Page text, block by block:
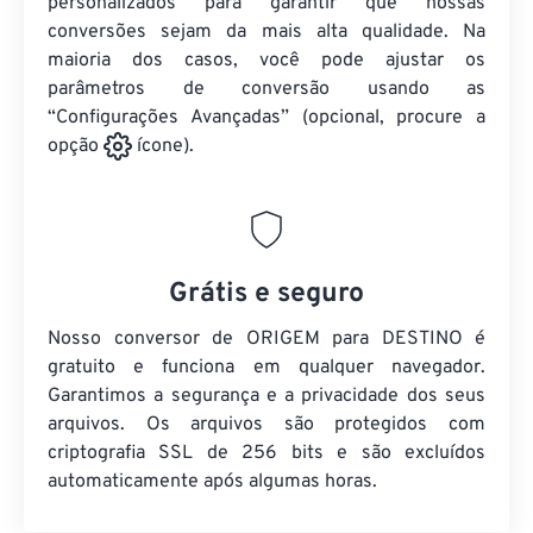
conversões sejam da mais alta qualidade. Na
maioria dos casos, você pode ajustar os
parâmetros de conversão usando as
“Configurações Avançadas” (opcional, procure a
opção
ícone).
Grátis e seguro
Nosso conversor de ORIGEM para DESTINO é
gratuito e funciona em qualquer navegador.
Garantimos a segurança e a privacidade dos seus
arquivos. Os arquivos são protegidos com
criptografia SSL de 256 bits e são excluídos
automaticamente após algumas horas.